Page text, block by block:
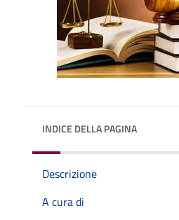
INDICE DELLA PAGINA
Descrizione
A cura di